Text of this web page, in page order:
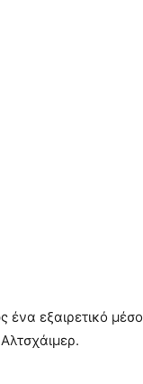
ένα εξαιρετικό μέσο